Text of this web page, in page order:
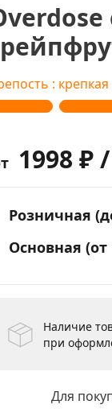
: крепкая
1998 ₽ /
Розничная
Основная (от
Наличие
при
Для